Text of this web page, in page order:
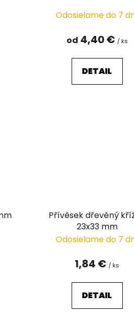
Odosielame do 7
od 4,40 € / ks
DETAIL
Přívěsek dřevěný
23x33 mm
Odosielame do 7
1,84 € / ks
DETAIL